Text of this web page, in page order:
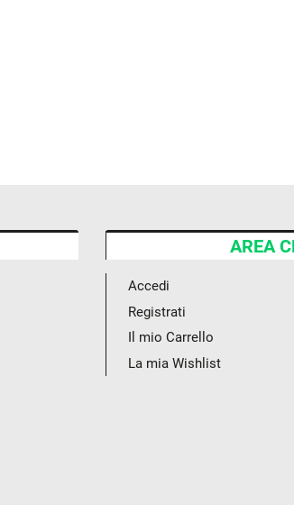
AREA
Accedi
Registrati
Il mio Carrello
La mia Wishlist